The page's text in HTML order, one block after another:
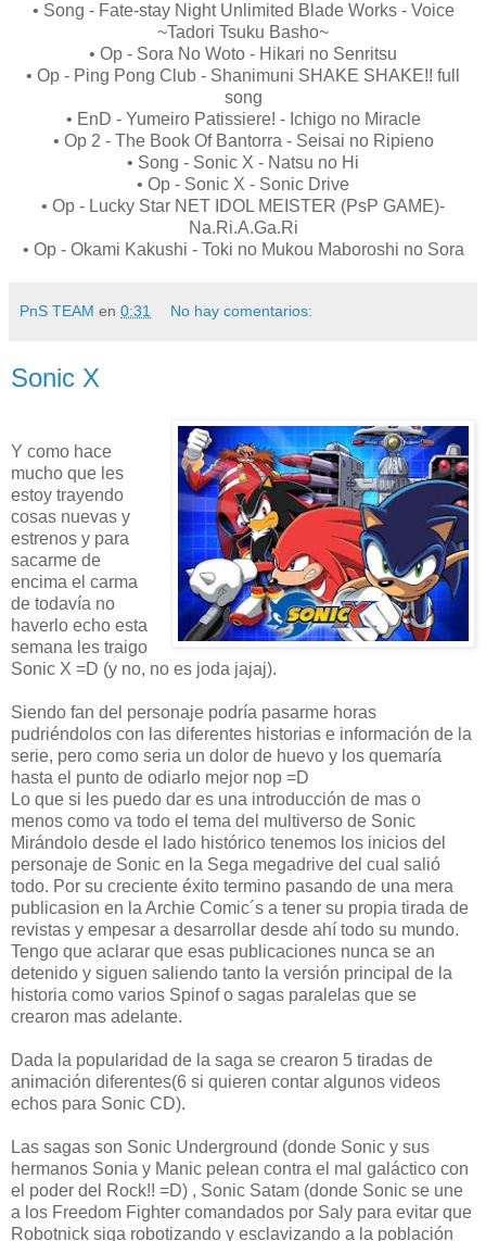
• Song - Fate-stay Night Unlimited Blade Works - Voice
~Tadori Tsuku Basho~
• Op - Sora No Woto - Hikari no Senritsu
• Op - Ping Pong Club - Shanimuni SHAKE SHAKE!! full
song
• EnD - Yumeiro Patissiere! - Ichigo no Miracle
• Op 2 - The Book Of Bantorra - Seisai no Ripieno
• Song - Sonic X - Natsu no Hi
• Op - Sonic X - Sonic Drive
• Op - Lucky Star NET IDOL MEISTER (PsP GAME)-
Na.Ri.A.Ga.Ri
• Op - Okami Kakushi - Toki no Mukou Maboroshi no Sora
PnS TEAM en 0:31 No hay comentarios:
Sonic X
Y como hace
mucho que les
estoy trayendo
cosas nuevas y
estrenos y para
sacarme de
encima el carma
de todavía no
haverlo echo esta
semana les traigo
Sonic X =D (y no, no es joda jajaj).
Siendo fan del personaje podría pasarme horas
pudriéndolos con las diferentes historias e información de la
serie, pero como seria un dolor de huevo y los quemaría
hasta el punto de odiarlo mejor nop =D
Lo que si les puedo dar es una introducción de mas o
menos como va todo el tema del multiverso de Sonic
Mirándolo desde el lado histórico tenemos los inicios del
personaje de Sonic en la Sega megadrive del cual salió
todo. Por su creciente éxito termino pasando de una mera
publicasion en la Archie Comic´s a tener su propia tirada de
revistas y empesar a desarrollar desde ahí todo su mundo.
Tengo que aclarar que esas publicaciones nunca se an
detenido y siguen saliendo tanto la versión principal de la
historia como varios Spinof o sagas paralelas que se
crearon mas adelante.
Dada la popularidad de la saga se crearon 5 tiradas de
animación diferentes(6 si quieren contar algunos videos
echos para Sonic CD).
Las sagas son Sonic Underground (donde Sonic y sus
hermanos Sonia y Manic pelean contra el mal galáctico con
el poder del Rock!! =D) , Sonic Satam (donde Sonic se une
a los Freedom Fighter comandados por Saly para evitar que
Robotnick siga robotizando y esclavizando a la población